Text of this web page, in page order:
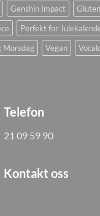
Genshin Impact
Perfekt for
Morsdag Vegan
Telefon
21 09 59 90
Kontakt oss